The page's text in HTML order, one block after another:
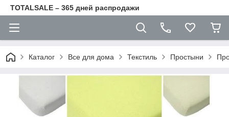
TOTALSALE – 365 дней распродажи
Каталог Все для дома Текстиль Простыни